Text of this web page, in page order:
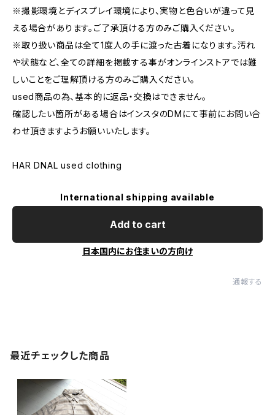
※撮影環境とディスプレイ環境により、実物と色合いが違って見
える場合があります。ご了承頂ける方のみご購入ください。
※取り扱い商品は全て1度人の手に渡った古着になります。汚れ
や状態など、全ての詳細を掲載する事がオンラインストアでは難
しいことをご理解頂ける方のみご購入ください。
used商品の為、基本的に返品・交換はできません。
確認したい箇所がある場合はインスタのDMにて事前にお問い合
わせ頂きますようお願いいたします。
HAR DNAL used clothing
International shipping available
Add to cart
日本国内にお住まいの方向け
通報する
最近チェックした商品